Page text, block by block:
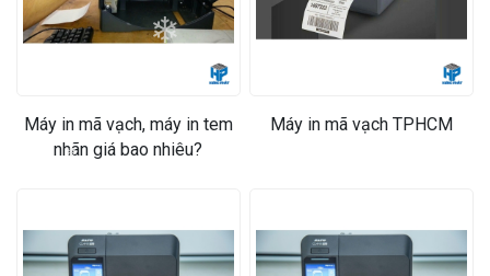
Máy in mã vạch, máy in tem
nhãn giá bao nhiêu?
Máy in mã vạch TPHCM
❄